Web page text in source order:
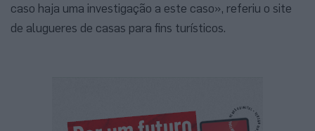
caso haja uma investigação a este caso», referiu o site
de alugueres de casas para fins turísticos.